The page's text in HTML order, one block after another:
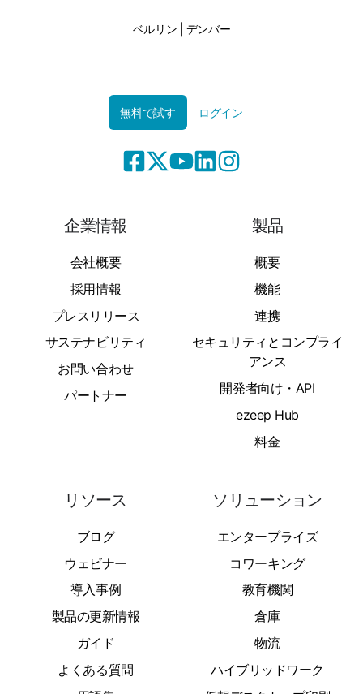
ベルリン | デンバー
無料で試す ログイン
企業情報
会社概要
採用情報
プレスリリース
サステナビリティ
お問い合わせ
パートナー
製品
概要
機能
連携
セキュリティとコンプライ
アンス
開発者向け・API
ezeep Hub
料金
リソース
ブログ
ウェビナー
導入事例
製品の更新情報
ガイド
よくある質問
ソリューション
エンタープライズ
コワーキング
教育機関
倉庫
物流
ハイブリッドワーク